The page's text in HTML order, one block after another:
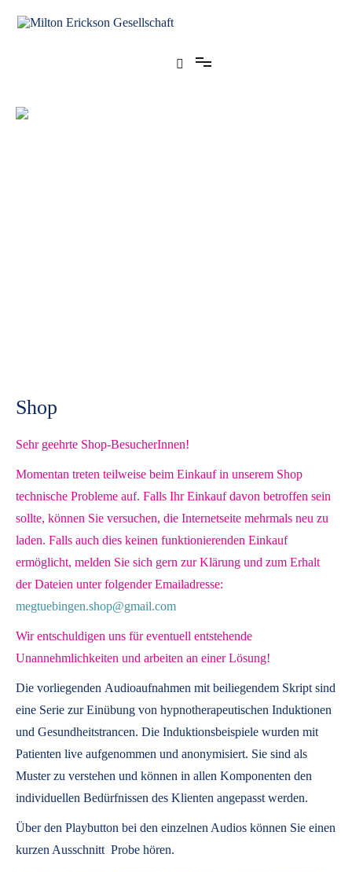
Shop
Sehr geehrte Shop-BesucherInnen!
Momentan treten teilweise beim Einkauf in unserem Shop
technische Probleme auf. Falls Ihr Einkauf davon betroffen sein
sollte, können Sie versuchen, die Internetseite mehrmals neu zu
laden. Falls auch dies keinen funktionierenden Einkauf
ermöglicht, melden Sie sich gern zur Klärung und zum Erhalt
der Dateien unter folgender Emailadresse:
megtuebingen.shop@gmail.com
Wir entschuldigen uns für eventuell entstehende
Unannehmlichkeiten und arbeiten an einer Lösung!
Die vorliegenden Audioaufnahmen mit beiliegendem Skript sind
eine Serie zur Einübung von hypnotherapeutischen Induktionen
und Gesundheitstrancen. Die Induktionsbeispiele wurden mit
Patienten live aufgenommen und anonymisiert. Sie sind als
Muster zu verstehen und können in allen Komponenten den
individuellen Bedürfnissen des Klienten angepasst werden.
Über den Playbutton bei den einzelnen Audios können Sie einen
kurzen Ausschnitt Probe hören.